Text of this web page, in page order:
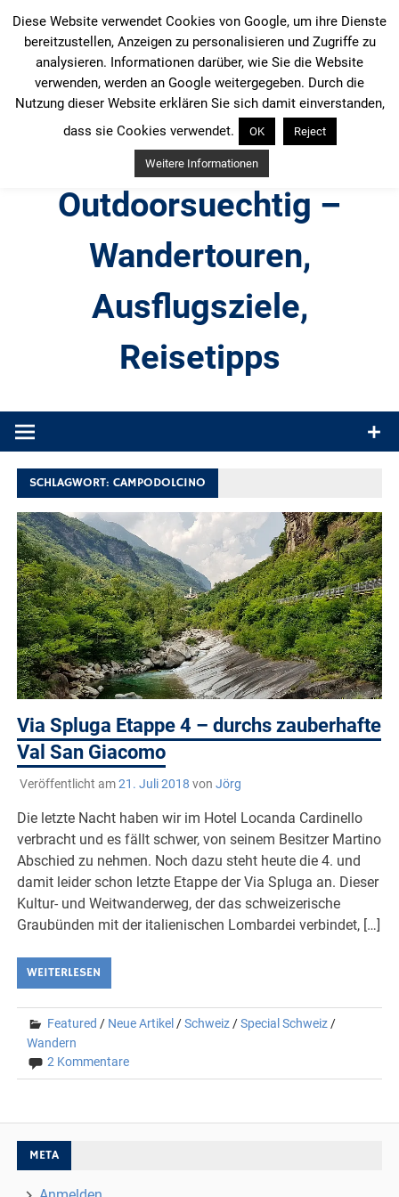
Inhalt
springen
Outdoorsuechtig –
Wandertouren,
Ausflugsziele,
Reisetipps
Produkttests und Buchrezensionen. Ein Blog für alle, die gern
SCHLAGWORT:CAMPODOLCINO
Via Spluga Etappe 4 – durchs zauberhafte
Val San Giacomo
Veröffentlicht am21. Juli 2018 von Jörg
Die letzte Nacht haben wir im Hotel Locanda Cardinello
verbracht und es fällt schwer, von seinem Besitzer Martino
Abschied zu nehmen. Noch dazu steht heute die 4. und
damit leider schon letzte Etappe der Via Spluga an. Dieser
Kultur- und Weitwanderweg, der das schweizerische
Graubünden mit der italienischen Lombardei verbindet, […]
WEITERLESEN
Featured / Neue Artikel /Schweiz /Special Schweiz /
Wandern
2 Kommentare
META
Diese Website verwendet Cookies von Google, um ihre Dienste
bereitzustellen, Anzeigen zu personalisieren und Zugriffe zu
analysieren. Informationen darüber, wie Sie die Website
verwenden, werden an Google weitergegeben. Durch die
Nutzung dieser Website erklären Sie sich damit einverstanden,
dass sie Cookies verwendet.
OK Reject
Weitere Informationen